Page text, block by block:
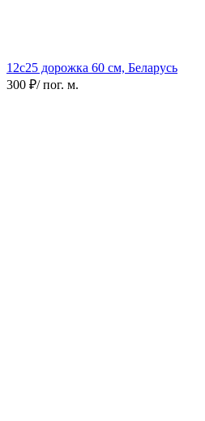
12с25 дорожка 60 см, Беларусь
300 ₽/ пог. м.